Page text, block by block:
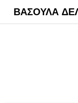
ΒΑΣΟΥΛΑ